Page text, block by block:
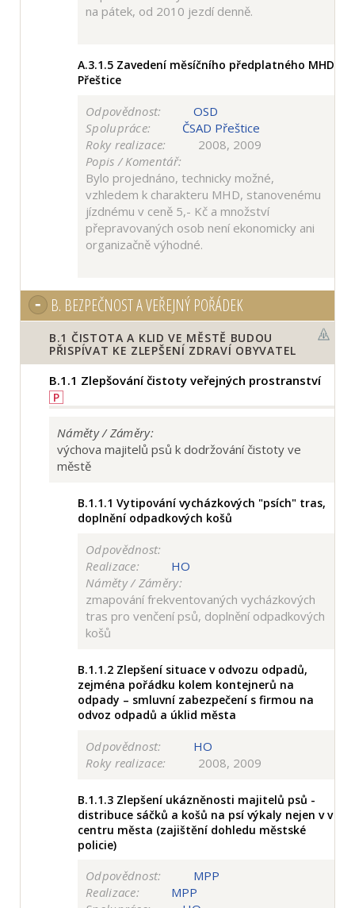
na pátek, od 2010 jezdí denně.
A.3.1.5 Zavedení měsíčního předplatného MHD
Přeštice
Odpovědnost:
OSD
Spolupráce:
ČSAD Přeštice
Roky realizace:
2008, 2009
Popis / Komentář:
Bylo projednáno, technicky možné,
vzhledem k charakteru MHD, stanovenému
jízdnému v ceně 5,- Kč a množství
přepravovaných osob není ekonomicky ani
organizačně výhodné.
B. BEZPEČNOST A VEŘEJNÝ POŘÁDEK
B.1 ČISTOTA A KLID VE MĚSTĚ BUDOU
PŘISPÍVAT KE ZLEPŠENÍ ZDRAVÍ OBYVATEL
B.1.1 Zlepšování čistoty veřejných prostranství
P
Náměty / Záměry:
výchova majitelů psů k dodržování čistoty ve
městě
B.1.1.1 Vytipování vycházkových "psích" tras,
doplnění odpadkových košů
Odpovědnost:
Realizace:
HO
Náměty / Záměry:
zmapování frekventovaných vycházkových
tras pro venčení psů, doplnění odpadkových
košů
B.1.1.2 Zlepšení situace v odvozu odpadů,
zejména pořádku kolem kontejnerů na
odpady – smluvní zabezpečení s firmou na
odvoz odpadů a úklid města
Odpovědnost:
HO
Roky realizace:
2008, 2009
B.1.1.3 Zlepšení ukázněnosti majitelů psů -
distribuce sáčků a košů na psí výkaly nejen v v
centru města (zajištění dohledu městské
policie)
Odpovědnost:
MPP
Realizace:
MPP